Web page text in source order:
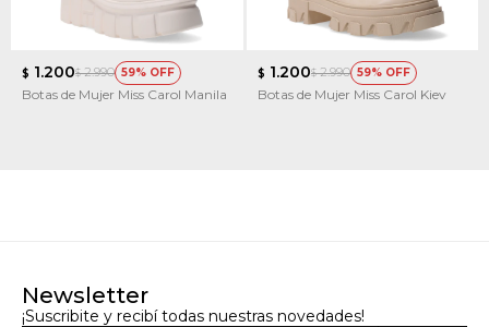
$ 1.200$ 2.990 59
Botas de Mujer Miss Carol Manila
$ 1.200$ 2.990 59
Botas de Mujer Miss Carol Kiev
Newsletter
¡Suscribite y recibí todas nuestras novedades!